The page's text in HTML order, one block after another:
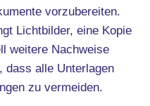
vorzubereiten.
Lichtbilder, eine Kopie
weitere Nachweise
dass alle Unterlagen
zu vermeiden.